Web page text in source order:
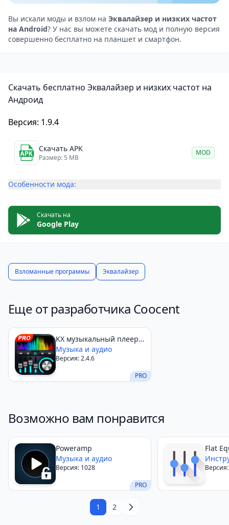
популярных музыкальных и видеоплееров. Его
установка и использование не вызовут затруднений
даже у новичков.
Как использовать эквалайзер и усилитель низких
Откройте музыкальный плеер, чтобы
воспроизвести музыку.
Откройте приложение и усилитель нижних частот, а
Наденьте на наушники, чтобы насладиться лучшим
звуковым эффектом.
состояния, чтобы закрыть приложение.
Откройте видеоплеер и воспроизведите видео.
Отрегулируйте громкость и частоту, настроив
видео и аудиоэффектами.
Вы искали моды и взлом на Эквалайзер и низких частот
на Android? У нас вы можете скачать мод и полную версия
совершенно бесплатно на планшет и смартфон.
Скачать бесплатно Эквалайзер и низких частот на
Андроид
Версия: 1.9.4
Скачать APK
Размер: 5 MB
MOD
Особенности мода:
Скачать на
Google Play
Взломанные программы Эквалайзер
Еще от разработчика Coocent
PRO
KX музыкальный плеер
Pro
Музыка и аудио
Версия: 2.4.6
Возможно вам понравится
PRO
Poweramp
Музыка и аудио
Версия: 1028
Flat
1 2